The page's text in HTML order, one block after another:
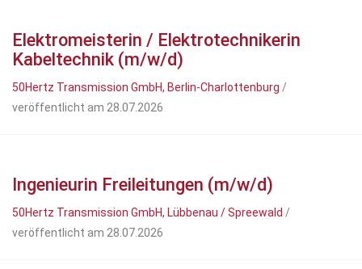
Elektromeisterin / Elektrotechnikerin
Kabeltechnik (m/w/d)
50Hertz Transmission GmbH, Berlin-Charlottenburg /
veröffentlicht am 28.07.2026
Ingenieurin Freileitungen (m/w/d)
50Hertz Transmission GmbH, Lübbenau / Spreewald /
veröffentlicht am 28.07.2026